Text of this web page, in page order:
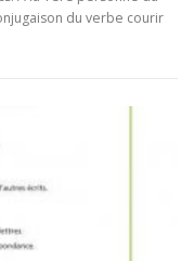
du verbe courir